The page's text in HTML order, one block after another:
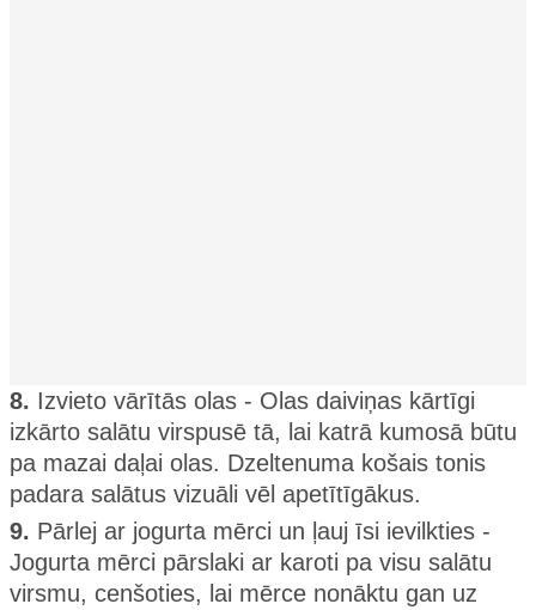
8. Izvieto vārītās olas - Olas daiviņas kārtīgi
izkārto salātu virspusē tā, lai katrā kumosā būtu
pa mazai daļai olas. Dzeltenuma košais tonis
padara salātus vizuāli vēl apetītīgākus.
9. Pārlej ar jogurta mērci un ļauj īsi ievilkties -
Jogurta mērci pārslaki ar karoti pa visu salātu
virsmu, cenšoties, lai mērce nonāktu gan uz